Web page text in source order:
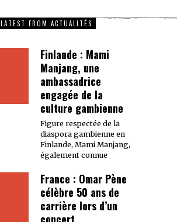
LATEST FROM ACTUALITÉS
Finlande : Mami
Manjang, une
ambassadrice
engagée de la
culture gambienne
Figure respectée de la
diaspora gambienne en
Finlande, Mami Manjang,
également connue
France : Omar Pène
célèbre 50 ans de
carrière lors d’un
concert